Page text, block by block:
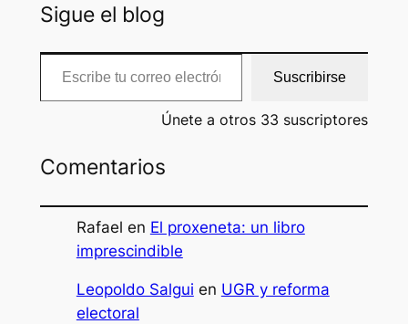
Sigue el blog
Escribe tu correo electrónico…
Suscribirse
Únete a otros 33 suscriptores
Comentarios
Rafael en El proxeneta: un libro
imprescindible
Leopoldo Salgui en UGR y reforma
electoral